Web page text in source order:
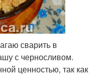
сварить в
с черносливом.
ценностью, так как